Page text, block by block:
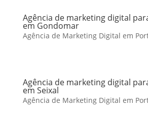
Agência de marketing digital
em Gondomar
Agência de Marketing Digital em
Agência de marketing digital
em Seixal
Agência de Marketing Digital em